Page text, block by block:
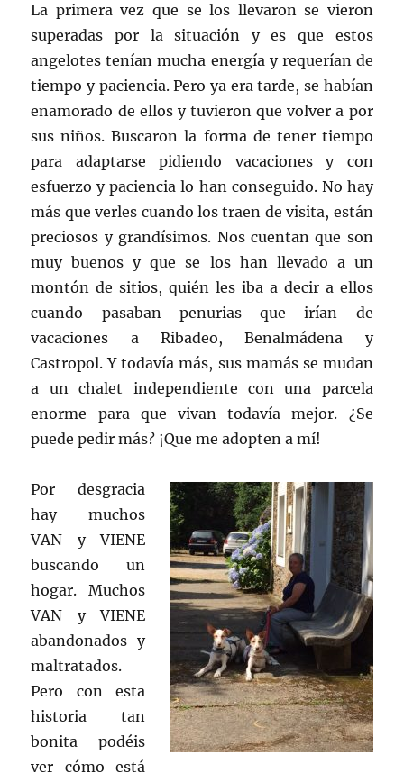
La primera vez que se los llevaron se vieron
superadas por la situación y es que estos
angelotes tenían mucha energía y requerían de
tiempo y paciencia. Pero ya era tarde, se habían
enamorado de ellos y tuvieron que volver a por
sus niños. Buscaron la forma de tener tiempo
para adaptarse pidiendo vacaciones y con
esfuerzo y paciencia lo han conseguido. No hay
más que verles cuando los traen de visita, están
preciosos y grandísimos. Nos cuentan que son
muy buenos y que se los han llevado a un
montón de sitios, quién les iba a decir a ellos
cuando pasaban penurias que irían de
vacaciones a Ribadeo, Benalmádena y
Castropol. Y todavía más, sus mamás se mudan
a un chalet independiente con una parcela
enorme para que vivan todavía mejor. ¿Se
puede pedir más? ¡Que me adopten a mí!
Por desgracia
hay muchos
VAN y VIENE
buscando un
hogar. Muchos
VAN y VIENE
abandonados y
maltratados.
Pero con esta
historia tan
bonita podéis
ver cómo está